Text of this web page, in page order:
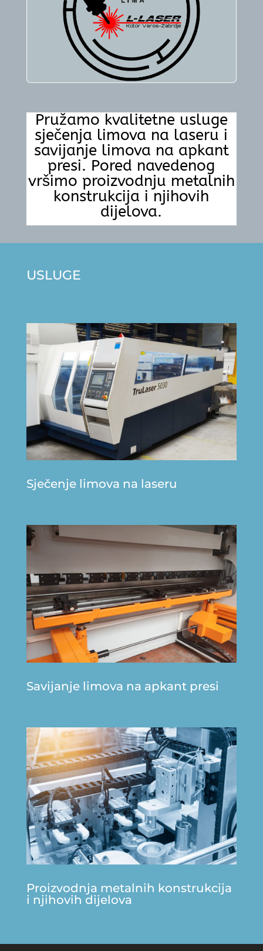
Pružamo kvalitetne usluge
sječenja limova na laseru i
savijanje limova na apkant
presi. Pored navedenog
vršimo proizvodnju metalnih
konstrukcija i njihovih
dijelova.
USLUGE
Sječenje limova na laseru
Savijanje limova na apkant presi
Proizvodnja metalnih konstrukcija
i njihovih dijelova